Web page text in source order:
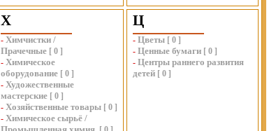
Х
- Химчистки /
Прачечные [ 0 ]
- Химическое
оборудование [ 0 ]
- Художественные
мастерские [ 0 ]
- Хозяйственные товары [ 0 ]
- Химическое сырьё /
Ц
- Цветы [ 0 ]
- Ценные бумаги [ 0 ]
- Центры раннего развития
детей [ 0 ]